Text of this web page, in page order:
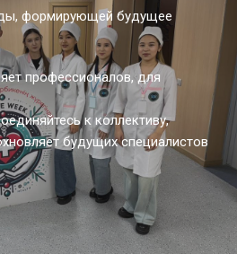
формирующей будущее
профессионалов, для
к коллективу,
будущих специалистов